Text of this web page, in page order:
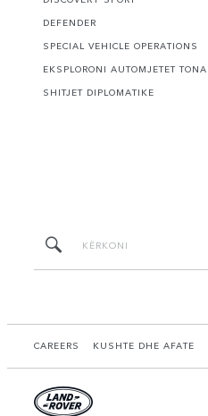
DEFENDER
SPECIAL VEHICLE OPERATIONS
EKSPLORONI AUTOMJETET TONA
SHITJET DIPLOMATIKE
CAREERS KUSHTE DHE AFATE